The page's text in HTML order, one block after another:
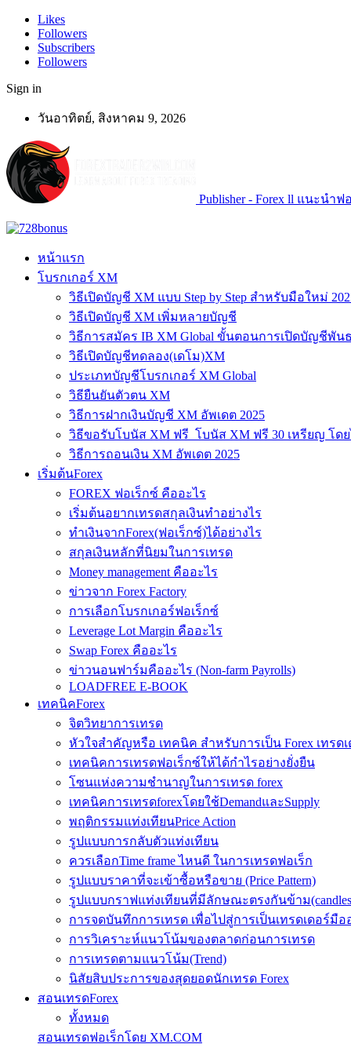
Likes
Followers
Subscribers
Followers
Sign in
วันอาทิตย์, สิงหาคม 9, 2026
Publisher - Forex ll แนะนำ
หน้าแรก
โบรกเกอร์ XM
วิธีเปิดบัญชี XM แบบ Step by Step สำหรับมือใหม่
วิธีเปิดบัญชี XM เพิ่มหลายบัญชี
วิธีการสมัคร IB XM Global ขั้นตอนการเปิดบัญชีพันธ
วิธีเปิดบัญชีทดลอง(เดโม)XM
ประเภทบัญชีโบรกเกอร์ XM Global
วิธียืนยันตัวตน XM
วิธีการฝากเงินบัญชี XM อัพเดต 2025
วิธีขอรับโบนัส XM ฟรี โบนัส XM ฟรี 30 เหรียญ โดย
วิธีการถอนเงิน XM อัพเดต 2025
เริ่มต้นForex
FOREX ฟอเร็กซ์ คืออะไร
เริ่มต้นอยากเทรดสกุลเงินทำอย่างไร
ทำเงินจากForex(ฟอเร็กซ์)ได้อย่างไร
สกุลเงินหลักที่นิยมในการเทรด
Money management คืออะไร
ข่าวจาก Forex Factory
การเลือกโบรกเกอร์ฟอเร็กซ์
Leverage Lot Margin คืออะไร
Swap Forex คืออะไร
ข่าวนอนฟาร์มคืออะไร (Non-farm Payrolls)
LOADFREE E-BOOK
เทคนิคForex
จิตวิทยาการเทรด
หัวใจสำคัญหรือ เทคนิค สำหรับการเป็น Forex เทรดเ
เทคนิคการเทรดฟอเร็กซ์ให้ได้กำไรอย่างยั่งยืน
โซนแห่งความชำนาญในการเทรด forex
เทคนิคการเทรดforexโดยใช้DemandและSupply
พฤติกรรมแท่งเทียนPrice Action
รูปแบบการกลับตัวแท่งเทียน
ควรเลือกTime frame ไหนดี ในการเทรดฟอเร็ก
รูปแบบราคาที่จะเข้าซื้อหรือขาย (Price Pattern)
รูปแบบกราฟแท่งเทียนที่มีลักษณะตรงกันข้าม
การจดบันทึกการเทรด เพื่อไปสู่การเป็นเทรดเดอร์มื
การวิเคราะห์แนวโน้มของตลาดก่อนการเทรด
การเทรดตามแนวโน้ม(Trend)
นิสัยสิบประการของสุดยอดนักเทรด Forex
สอนเทรดForex
ทั้งหมด
สอนเทรดฟอเร็กโดย XM.COM